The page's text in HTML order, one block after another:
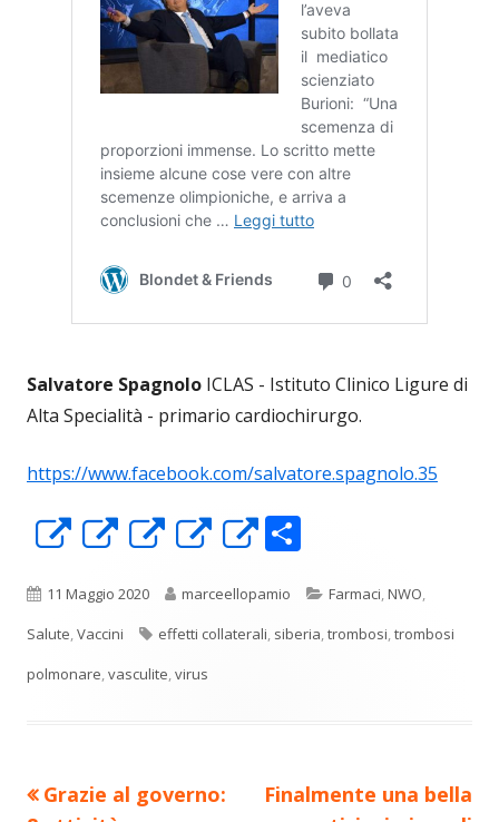
Salvatore Spagnolo ICLAS - Istituto Clinico Ligure di
Alta Specialità - primario cardiochirurgo.
https://www.facebook.com/salvatore.spagnolo.35
Apre
una
nuova
finestra
Apre
una
nuova
finestra
Apre
una
nuova
finestra
Apre
una
nuova
Apre
una
nuova
n
di
Pubblicato
11 Maggio 2020 Autore
marceellopamio Categorie
Farmaci,NWO,
Salute,Vaccini Tag
effetti collaterali, siberia,trombosi,trombosi
polmonare,vasculite,virus
Navigazione
Precedente
Grazie al governo:
Nuovo
Finalmente una bella